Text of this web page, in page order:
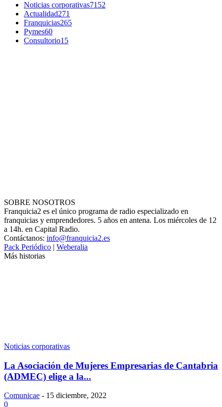
Noticias corporativas7152
Actualidad271
Franquicias265
Pymes60
Consultorio15
SOBRE NOSOTROS
Franquicia2 es el único programa de radio especializado en
franquicias y emprendedores. 5 años en antena. Los miércoles de 12
a 14h. en Capital Radio.
Contáctanos: info@franquicia2.es
Pack Periódico | Weberalia
Más historias
Noticias corporativas
La Asociación de Mujeres Empresarias de Cantabria
(ADMEC) elige a la...
Comunicae - 15 diciembre, 2022
0